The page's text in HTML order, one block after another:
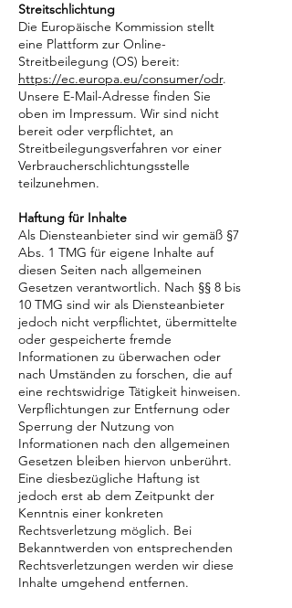
Streitschlichtung
Die Europäische Kommission stellt
eine Plattform zur Online-
Streitbeilegung (OS) bereit:
https://ec.europa.eu/consumer/odr.
Unsere E-Mail-Adresse finden Sie
oben im Impressum. Wir sind nicht
bereit oder verpflichtet, an
Streitbeilegungsverfahren vor einer
Verbraucherschlichtungsstelle
teilzunehmen.
Haftung für Inhalte
Als Diensteanbieter sind wir gemäß §7
Abs. 1 TMG für eigene Inhalte auf
diesen Seiten nach allgemeinen
Gesetzen verantwortlich. Nach §§ 8 bis
10 TMG sind wir als Diensteanbieter
jedoch nicht verpflichtet, übermittelte
oder gespeicherte fremde
Informationen zu überwachen oder
nach Umständen zu forschen, die auf
eine rechtswidrige Tätigkeit hinweisen.
Verpflichtungen zur Entfernung oder
Sperrung der Nutzung von
Informationen nach den allgemeinen
Gesetzen bleiben hiervon unberührt.
Eine diesbezügliche Haftung ist
jedoch erst ab dem Zeitpunkt der
Kenntnis einer konkreten
Rechtsverletzung möglich. Bei
Bekanntwerden von entsprechenden
Rechtsverletzungen werden wir diese
Inhalte umgehend entfernen.